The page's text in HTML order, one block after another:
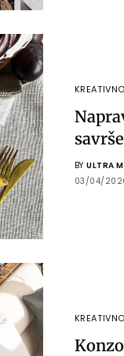
KREATIVNO
BY ULTRA
03/04/
KREATIVNO